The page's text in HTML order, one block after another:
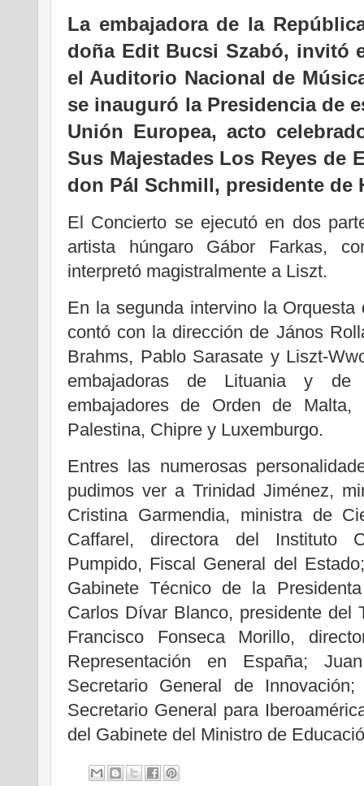
La embajadora de la
doña Edit Bucsi Szabó, invitó
el Auditorio Nacional de
se inauguró la Presidencia de
Unión Europea, acto
Sus Majestades Los Reyes de
don Pál Schmill, presidente de
El Concierto se ejecutó en dos
artista húngaro Gábor Farkas,
interpretó magistralmente a Liszt.
En la segunda intervino la
contó con la dirección de János
Brahms, Pablo Sarasate y Liszt-
embajadoras de Lituania y de
embajadores de Orden de Malta,
Palestina, Chipre y Luxemburgo.
Entres las numerosas
pudimos ver a Trinidad Jiménez,
Cristina Garmendia, ministra de
Caffarel, directora del Instituto
Pumpido, Fiscal General del
Gabinete Técnico de la
Carlos Dívar Blanco, presidente del
Francisco Fonseca Morillo,
Representación en España;
Secretario General de
Secretario General para
del Gabinete del Ministro de